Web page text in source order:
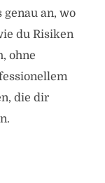
an, wo
du Risiken
ohne
die dir